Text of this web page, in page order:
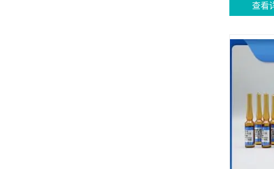
查看